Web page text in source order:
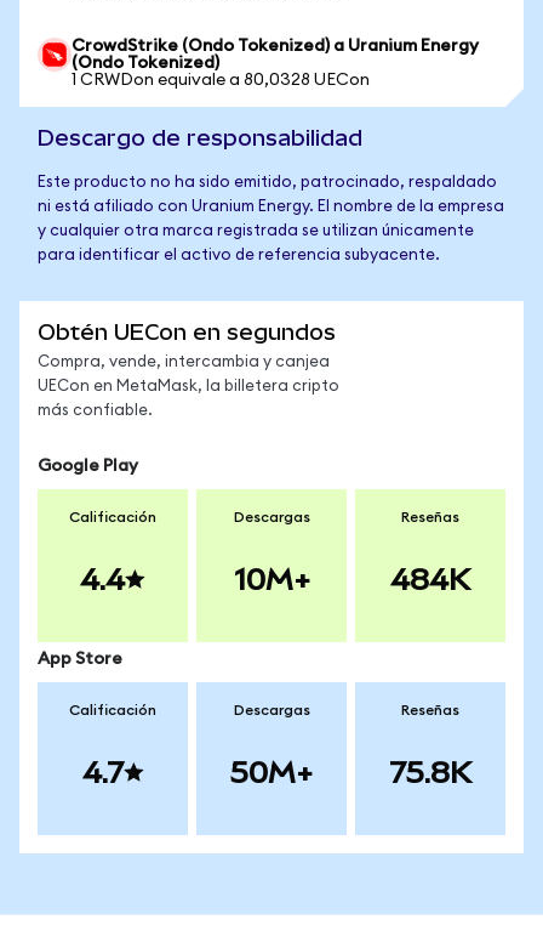
CrowdStrike (Ondo Tokenized) a Uranium Energy
(Ondo Tokenized)
1 CRWDon equivale a 80,0328 UECon
Descargo de responsabilidad
Este producto no ha sido emitido, patrocinado, respaldado
ni está afiliado con Uranium Energy. El nombre de la empresa
y cualquier otra marca registrada se utilizan únicamente
para identificar el activo de referencia subyacente.
Obtén UECon en segundos
Compra, vende, intercambia y canjea
UECon en MetaMask, la billetera cripto
más confiable.
Google Play
Calificación
4.4
Descargas
10M+
Reseñas
484K
App Store
Calificación
4.7
Descargas
50M+
Reseñas
75.8K